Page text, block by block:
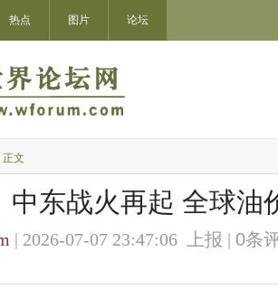
热点 图片 论坛
正文
中东战火再起 全球油
| 2026-07-07 23:47:06 上报 | 0条